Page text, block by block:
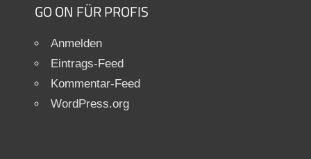
GO ON FÜR PROFIS
Anmelden
Eintrags-Feed
Kommentar-Feed
WordPress.org